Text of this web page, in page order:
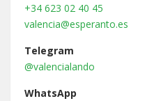
+34 623 02 40 45
valencia@esperanto.es
Telegram
@valencialando
WhatsApp